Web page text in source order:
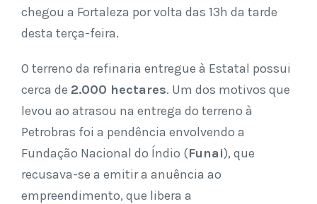
chegou a Fortaleza por volta das 13h da tarde
desta terça-feira.
O terreno da refinaria entregue à Estatal possui
cerca de 2.000 hectares. Um dos motivos que
levou ao atrasou na entrega do terreno à
Petrobras foi a pendência envolvendo a
Fundação Nacional do Índio (Funai), que
recusava-se a emitir a anuência ao
empreendimento, que libera a